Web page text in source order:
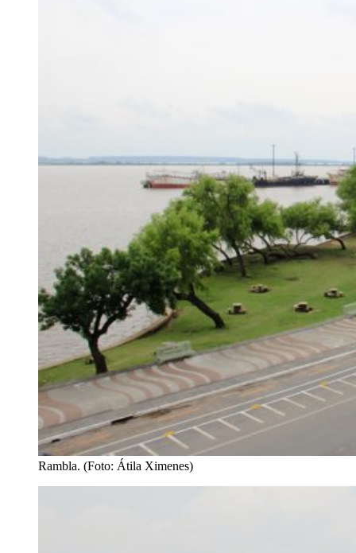
Rambla. (Foto: Átila Ximenes)